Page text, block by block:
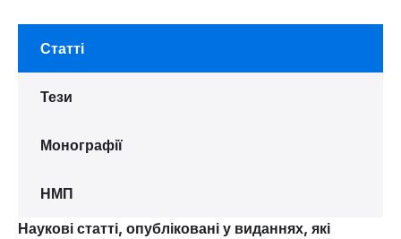
Статті
Тези
Монографії
НМП
Наукові статті, опубліковані у виданнях, які